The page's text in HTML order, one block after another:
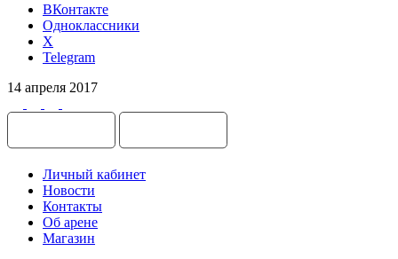
ВКонтакте
Одноклассники
X
Telegram
14 апреля 2017
Личный кабинет
Новости
Контакты
Об арене
Магазин